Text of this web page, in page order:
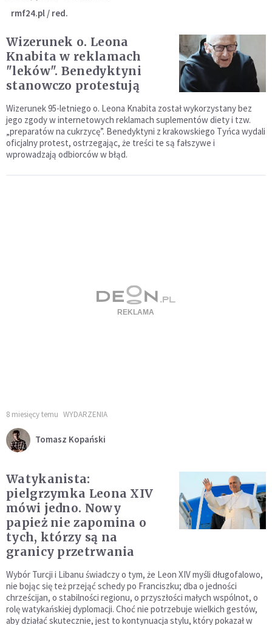
rmf24.pl / red.
Wizerunek o. Leona
Knabita w reklamach
"leków". Benedyktyni
stanowczo protestują
Wizerunek 95-letniego o. Leona Knabita został wykorzystany bez
jego zgody w internetowych reklamach suplementów diety i tzw.
„preparatów na cukrzycę”. Benedyktyni z krakowskiego Tyńca wydali
oficjalny protest, ostrzegając, że treści te są fałszywe i
wprowadzają odbiorców w błąd.
8 miesięcy temu WYDARZENIA
Tomasz Kopański
Watykanista:
pielgrzymka Leona XIV
mówi jedno. Nowy
papież nie zapomina o
tych, którzy są na
granicy przetrwania
Wybór Turcji i Libanu świadczy o tym, że Leon XIV myśli długofalowo,
nie bojąc się też przejąć schedy po Franciszku; dba o jedności
chrześcijan, o stabilności regionu, o przyszłości małych wspólnot, o
rolę watykańskiej dyplomacji. Choć nie potrzebuje wielkich gestów,
aby działać skutecznie, jest to kontynuacja stylu, który pokazał w